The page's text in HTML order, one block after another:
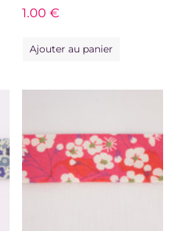
1.00 €
Ajouter au panier